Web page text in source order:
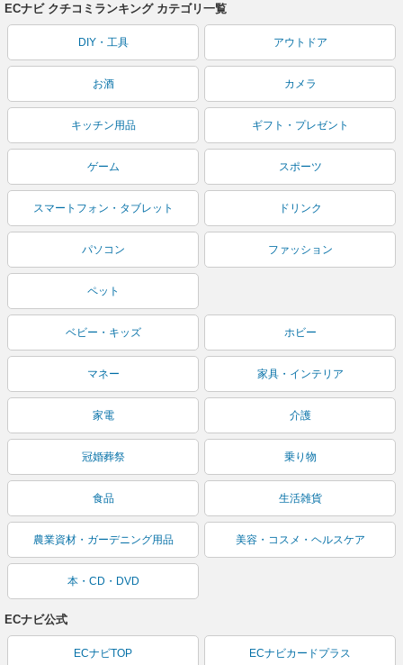
ECナビ クチコミランキング カテゴリ一覧
DIY・工具 アウトドア
お酒 カメラ
キッチン用品 ギフト・プレゼント
ゲーム スポーツ
スマートフォン・タブレット ドリンク
パソコン ファッション
ペット
ベビー・キッズ ホビー
マネー 家具・インテリア
家電 介護
冠婚葬祭 乗り物
食品 生活雑貨
農業資材・ガーデニング用品 美容・コスメ・ヘルスケア
本・CD・DVD
ECナビ公式
ECナビTOP ECナビカードプラス